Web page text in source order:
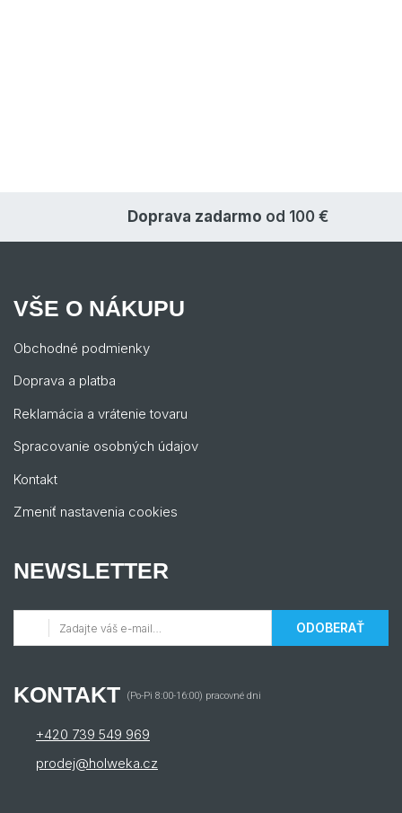
Doprava zadarmo od 100 €
VŠE O NÁKUPU
Obchodné podmienky
Doprava a platba
Reklamácia a vrátenie tovaru
Spracovanie osobných údajov
Kontakt
Zmeniť nastavenia cookies
NEWSLETTER
ODOBERAŤ
KONTAKT (Po-Pi 8:00-16:00) pracovné dni
+420 739 549 969
prodej@holweka.cz